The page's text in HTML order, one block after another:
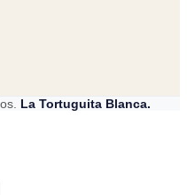
La Tortuguita Blanca.